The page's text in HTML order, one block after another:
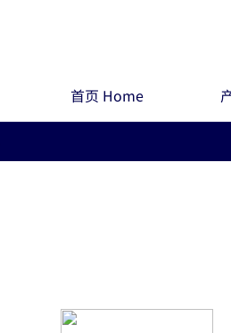
首页 Home